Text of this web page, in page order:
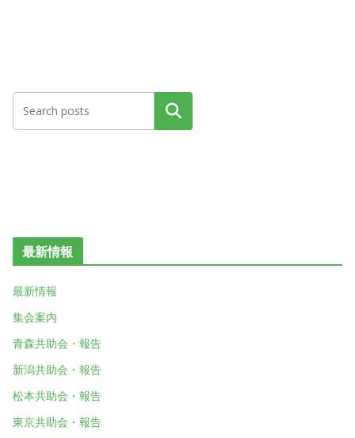
検索
最新情報
最新情報
集会案内
青森共助会・報告
新潟共助会・報告
松本共助会・報告
東京共助会・報告